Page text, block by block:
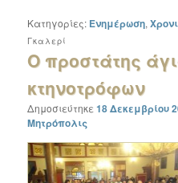
Κατηγορίες: Ενημέρωση,
Ο προστάτης
κτηνοτρόφων
Γκαλερί
Δημοσιεύτηκε18 Δεκεμβρίου
Μητρόπολις